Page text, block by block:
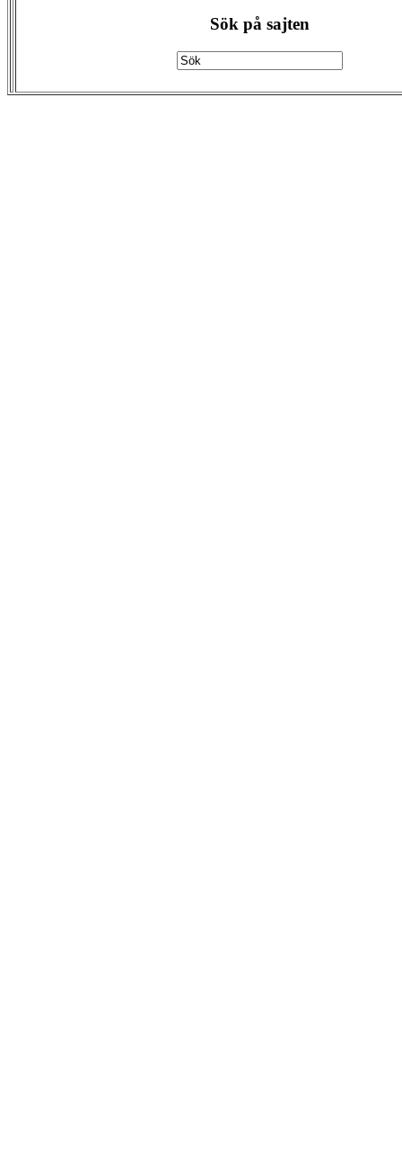
Sök på sajten